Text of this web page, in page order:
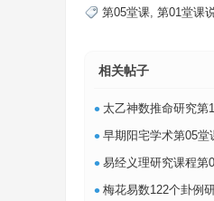
第05堂课, 第01堂课
相关帖子
• 太乙神数推命研究第
• 早期阳宅学术第05堂
• 易经义理研究课程第
• 梅花易数122个卦例